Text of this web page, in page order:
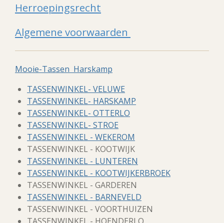
Herroepingsrecht
Algemene voorwaarden
Mooie-Tassen Harskamp
TASSENWINKEL- VELUWE
TASSENWINKEL- HARSKAMP
TASSENWINKEL- OTTERLO
TASSENWINKEL- STROE
TASSENWINKEL - WEKEROM
TASSENWINKEL - KOOTWIJK
TASSENWINKEL - LUNTEREN
TASSENWINKEL - KOOTWIJKERBROEK
TASSENWINKEL - GARDEREN
TASSENWINKEL - BARNEVELD
TASSENWINKEL - VOORTHUIZEN